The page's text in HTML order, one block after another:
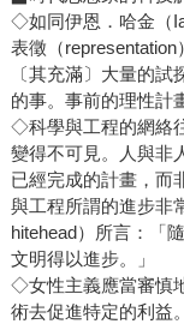
◇如同伊恩．哈金（
表徵（
〔其充滿〕大量的
的事。事前的理性計
◇科學與工程的網絡
變得不可見。人與非
已經完成的計畫，而
與工程所謂的進步非
hitehead）所言：「
文明得以進步。」
◇女性主義應當審慎
術去促進特定的利益